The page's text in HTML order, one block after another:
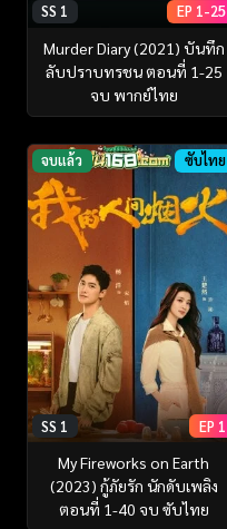
SS 1 EP 1-25
Murder Diary (2021) บันทึก
ลับปราบทรชน ตอนที่ 1-25
จบ พากย์ไทย
จบแล้ว ซับไทย
SS 1 EP 1
My Fireworks on Earth
(2023) กู้ภัยรัก นักดับเพลิง
ตอนที่ 1-40 จบ ซับไทย